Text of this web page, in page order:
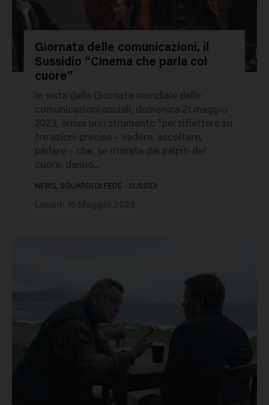
121179
Giornata delle comunicazioni, il
Sussidio “Cinema che parla col
cuore”
In vista della Giornata mondiale delle
comunicazioni sociali, domenica 21 maggio
2023, arriva uno strumento “per riflettere su
tre azioni precise – vedere, ascoltare,
parlare – che, se ritmate dai palpiti del
cuore, danno...
NEWS, SGUARDI DI FEDE - SUSSIDI